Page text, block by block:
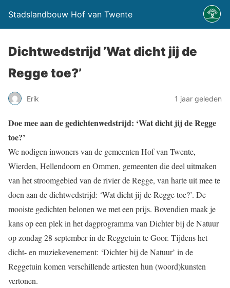
Stadslandbouw Hof van Twente
Dichtwedstrijd ’Wat dicht jij de
Regge toe?’
Erik 1 jaar geleden
Doe mee aan de gedichtenwedstrijd: ‘Wat dicht jij de Regge
toe?’
We nodigen inwoners van de gemeenten Hof van Twente,
Wierden, Hellendoorn en Ommen, gemeenten die deel uitmaken
van het stroomgebied van de rivier de Regge, van harte uit mee te
doen aan de dichtwedstrijd: ‘Wat dicht jij de Regge toe?’. De
mooiste gedichten belonen we met een prijs. Bovendien maak je
kans op een plek in het dagprogramma van Dichter bij de Natuur
op zondag 28 september in de Reggetuin te Goor. Tijdens het
dicht- en muziekevenement: ‘Dichter bij de Natuur’ in de
Reggetuin komen verschillende artiesten hun (woord)kunsten
vertonen.